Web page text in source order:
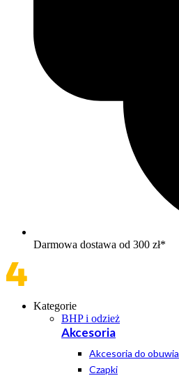
Darmowa dostawa od 300 zł*
Kategorie
BHP i odzież
Akcesoria
Akcesoria do obuwia
Czapki